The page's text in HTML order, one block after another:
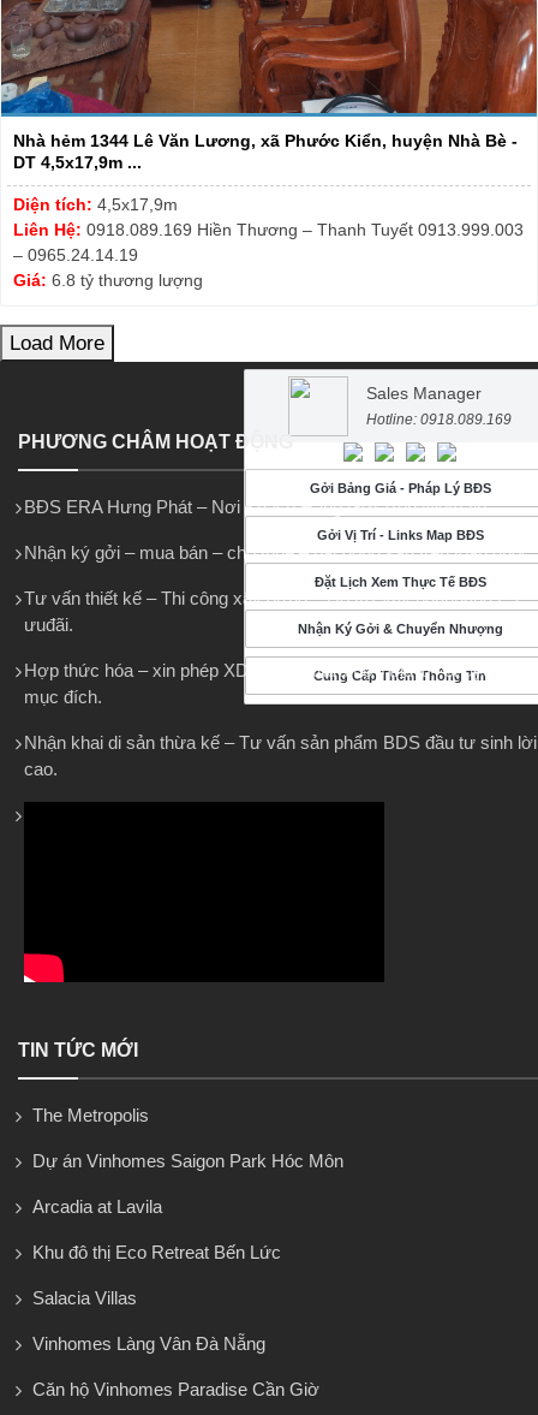
Nhà hẻm 1344 Lê Văn Lương, xã Phước Kiển, huyện Nhà Bè -
DT 4,5x17,9m ...
Diện tích: 4,5x17,9m
Liên Hệ: 0918.089.169 Hiền Thương – Thanh Tuyết 0913.999.003
– 0965.24.14.19
Giá: 6.8 tỷ thương lượng
Load More
Sales Manager
Hotline: 0918.089.169
Gởi Bảng Giá - Pháp Lý BĐS
Gởi Vị Trí - Links Map BĐS
Đặt Lịch Xem Thực Tế BĐS
Nhận Ký Gởi & Chuyển Nhượng
Cung Cấp Thêm Thông Tin
PHƯƠNG CHÂM HOẠT ĐỘNG
BĐS ERA Hưng Phát – Nơi Khách Hàng Gởi Trọn Niềm tin
Nhận ký gởi – mua bán – cho thuê – bất động sản trên toàn quốc.
Tư vấn thiết kế – Thi công xây dựng – Hỗ trợ vay ngânhàng LS
ưuđãi.
Hợp thức hóa – xin phép XD – Tách thửa hợp thửa – chuyển
mục đích.
Nhận khai di sản thừa kế – Tư vấn sản phẩm BDS đầu tư sinh lời
cao.
TIN TỨC MỚI
The Metropolis
Dự án Vinhomes Saigon Park Hóc Môn
Arcadia at Lavila
Khu đô thị Eco Retreat Bến Lức
Salacia Villas
Vinhomes Làng Vân Đà Nẵng
Căn hộ Vinhomes Paradise Cần Giờ